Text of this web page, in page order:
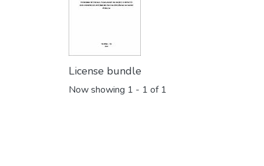
License bundle
Now showing 1 - 1 of 1